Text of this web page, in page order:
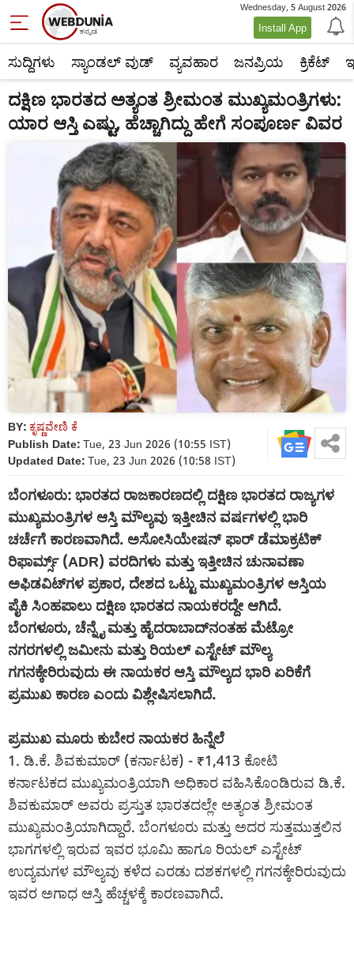
Wednesday, 5 August 2026
Install App
ಸುದ್ದಿಗಳು ಸ್ಯಾಂಡಲ್ ವುಡ್ ವ್ಯವಹಾರ ಜನಪ್ರಿಯ ಕ್ರಿಕೆಟ್‌
ದಕ್ಷಿಣ ಭಾರತದ ಅತ್ಯಂತ ಶ್ರೀಮಂತ ಮುಖ್ಯಮಂತ್ರಿಗಳು:
ಯಾರ ಆಸ್ತಿ ಎಷ್ಟು, ಹೆಚ್ಚಾಗಿದ್ದು ಹೇಗೆ ಸಂಪೂರ್ಣ ವಿವರ
BY: ಕೃಷ್ಣವೇಣಿ ಕೆ
Publish Date: Tue, 23 Jun 2026 (10:55 IST)
Updated Date: Tue, 23 Jun 2026 (10:58 IST)
ಬೆಂಗಳೂರು: ಭಾರತದ ರಾಜಕಾರಣದಲ್ಲಿ ದಕ್ಷಿಣ ಭಾರತದ ರಾಜ್ಯಗಳ
ಮುಖ್ಯಮಂತ್ರಿಗಳ ಆಸ್ತಿ ಮೌಲ್ಯವು ಇತ್ತೀಚಿನ ವರ್ಷಗಳಲ್ಲಿ ಭಾರಿ
ಚರ್ಚೆಗೆ ಕಾರಣವಾಗಿದೆ. ಅಸೋಸಿಯೇಷನ್ ​​ಫಾರ್ ಡೆಮಾಕ್ರಟಿಕ್
ರಿಫಾರ್ಮ್ಸ್ (ADR) ವರದಿಗಳು ಮತ್ತು ಇತ್ತೀಚಿನ ಚುನಾವಣಾ
ಅಫಿಡವಿಟ್‌ಗಳ ಪ್ರಕಾರ, ದೇಶದ ಒಟ್ಟು ಮುಖ್ಯಮಂತ್ರಿಗಳ ಆಸ್ತಿಯ
ಪೈಕಿ ಸಿಂಹಪಾಲು ದಕ್ಷಿಣ ಭಾರತದ ನಾಯಕರದ್ದೇ ಆಗಿದೆ.
ಬೆಂಗಳೂರು, ಚೆನ್ನೈ ಮತ್ತು ಹೈದರಾಬಾದ್‌ನಂತಹ ಮೆಟ್ರೋ
ನಗರಗಳಲ್ಲಿ ಜಮೀನು ಮತ್ತು ರಿಯಲ್ ಎಸ್ಟೇಟ್ ಮೌಲ್ಯ
ಗಗನಕ್ಕೇರಿರುವುದು ಈ ನಾಯಕರ ಆಸ್ತಿ ಮೌಲ್ಯದ ಭಾರಿ ಏರಿಕೆಗೆ
ಪ್ರಮುಖ ಕಾರಣ ಎಂದು ವಿಶ್ಲೇಷಿಸಲಾಗಿದೆ.
ಪ್ರಮುಖ ಮೂರು ಕುಬೇರ ನಾಯಕರ ಹಿನ್ನೆಲೆ
1. ಡಿ.ಕೆ. ಶಿವಕುಮಾರ್ (ಕರ್ನಾಟಕ) - ₹1,413 ಕೋಟಿ
ಕರ್ನಾಟಕದ ಮುಖ್ಯಮಂತ್ರಿಯಾಗಿ ಅಧಿಕಾರ ವಹಿಸಿಕೊಂಡಿರುವ ಡಿ.ಕೆ.
ಶಿವಕುಮಾರ್ ಅವರು ಪ್ರಸ್ತುತ ಭಾರತದಲ್ಲೇ ಅತ್ಯಂತ ಶ್ರೀಮಂತ
ಮುಖ್ಯಮಂತ್ರಿಯಾಗಿದ್ದಾರೆ. ಬೆಂಗಳೂರು ಮತ್ತು ಅದರ ಸುತ್ತಮುತ್ತಲಿನ
ಭಾಗಗಳಲ್ಲಿ ಇರುವ ಇವರ ಭೂಮಿ ಹಾಗೂ ರಿಯಲ್ ಎಸ್ಟೇಟ್
ಉದ್ಯಮಗಳ ಮೌಲ್ಯವು ಕಳೆದ ಎರಡು ದಶಕಗಳಲ್ಲಿ ಗಗನಕ್ಕೇರಿರುವುದು
ಇವರ ಅಗಾಧ ಆಸ್ತಿ ಹೆಚ್ಚಳಕ್ಕೆ ಕಾರಣವಾಗಿದೆ.